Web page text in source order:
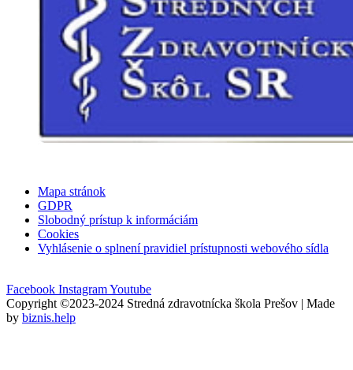
Mapa stránok
GDPR
Slobodný prístup k informáciám
Cookies
Vyhlásenie o splnení pravidiel prístupnosti webového sídla
Facebook InstagramYoutube
Copyright ©2023-2024 Stredná zdravotnícka škola Prešov | Made
by biznis.help